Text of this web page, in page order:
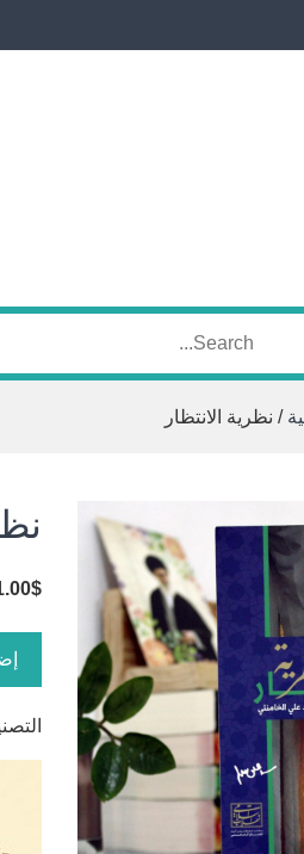
/ نظرية الانتظار
$